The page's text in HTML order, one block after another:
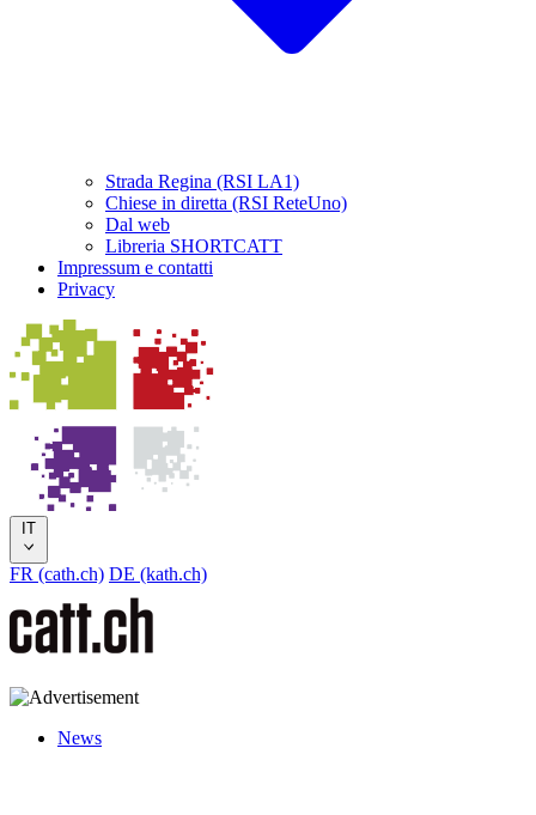
Strada Regina (RSI LA1)
Chiese in diretta (RSI ReteUno)
Dal web
Libreria SHORTCATT
Impressum e contatti
Privacy
IT
FR (cath.ch) DE (kath.ch)
News